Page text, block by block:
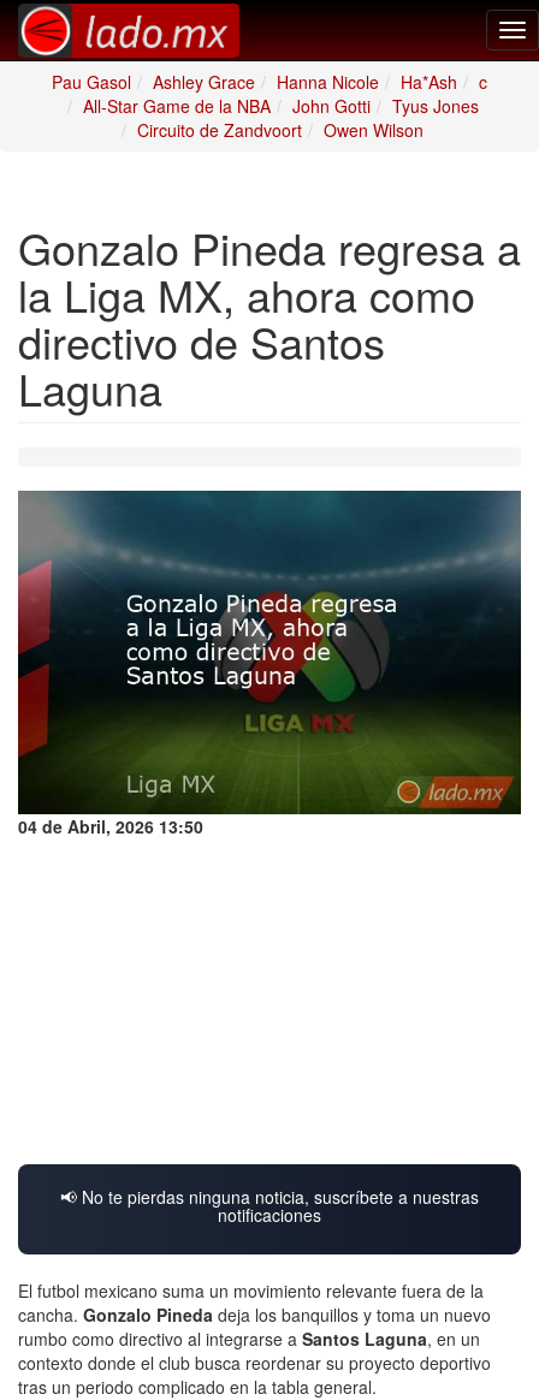
Pau Gasol
Ashley Grace Hanna Nicole Ha*Ash
c
All-Star Game de la NBA
John Gotti
Tyus Jones
Circuito de Zandvoort
Owen Wilson
Gonzalo Pineda regresa a
la Liga MX, ahora como
directivo de Santos
Laguna
04 de Abril, 2026 13:50
📢 No te pierdas ninguna noticia, suscríbete a nuestras
notificaciones
El futbol mexicano suma un movimiento relevante fuera de la
cancha. Gonzalo Pineda deja los banquillos y toma un nuevo
rumbo como directivo al integrarse a Santos Laguna, en un
contexto donde el club busca reordenar su proyecto deportivo
tras un periodo complicado en la tabla general.